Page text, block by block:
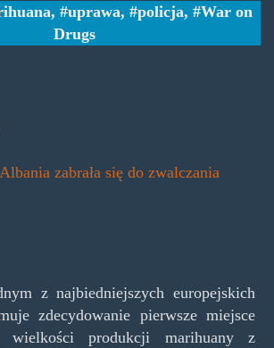
, uprawa, policja,
War on
Drugs
zabrała się do zwalczania
z najbiedniejszych europejskich
zdecydowanie pierwsze miejsce
wielkości produkcji marihuany z